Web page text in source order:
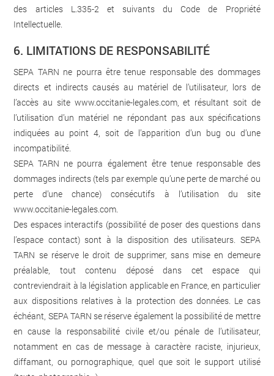
des articles L.335-2 et suivants du Code de Propriété
Intellectuelle.
6. LIMITATIONS DE RESPONSABILITÉ
SEPA TARN ne pourra être tenue responsable des dommages
directs et indirects causés au matériel de l’utilisateur, lors de
l’accès au site www.occitanie-legales.com, et résultant soit de
l’utilisation d’un matériel ne répondant pas aux spécifications
indiquées au point 4, soit de l’apparition d’un bug ou d’une
incompatibilité.
SEPA TARN ne pourra également être tenue responsable des
dommages indirects (tels par exemple qu’une perte de marché ou
perte d’une chance) consécutifs à l’utilisation du site
www.occitanie-legales.com.
Des espaces interactifs (possibilité de poser des questions dans
l’espace contact) sont à la disposition des utilisateurs. SEPA
TARN se réserve le droit de supprimer, sans mise en demeure
préalable, tout contenu déposé dans cet espace qui
contreviendrait à la législation applicable en France, en particulier
aux dispositions relatives à la protection des données. Le cas
échéant, SEPA TARN se réserve également la possibilité de mettre
en cause la responsabilité civile et/ou pénale de l’utilisateur,
notamment en cas de message à caractère raciste, injurieux,
diffamant, ou pornographique, quel que soit le support utilisé